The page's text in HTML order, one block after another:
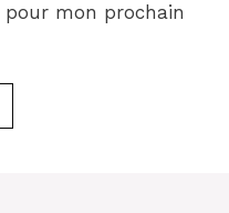
mon prochain